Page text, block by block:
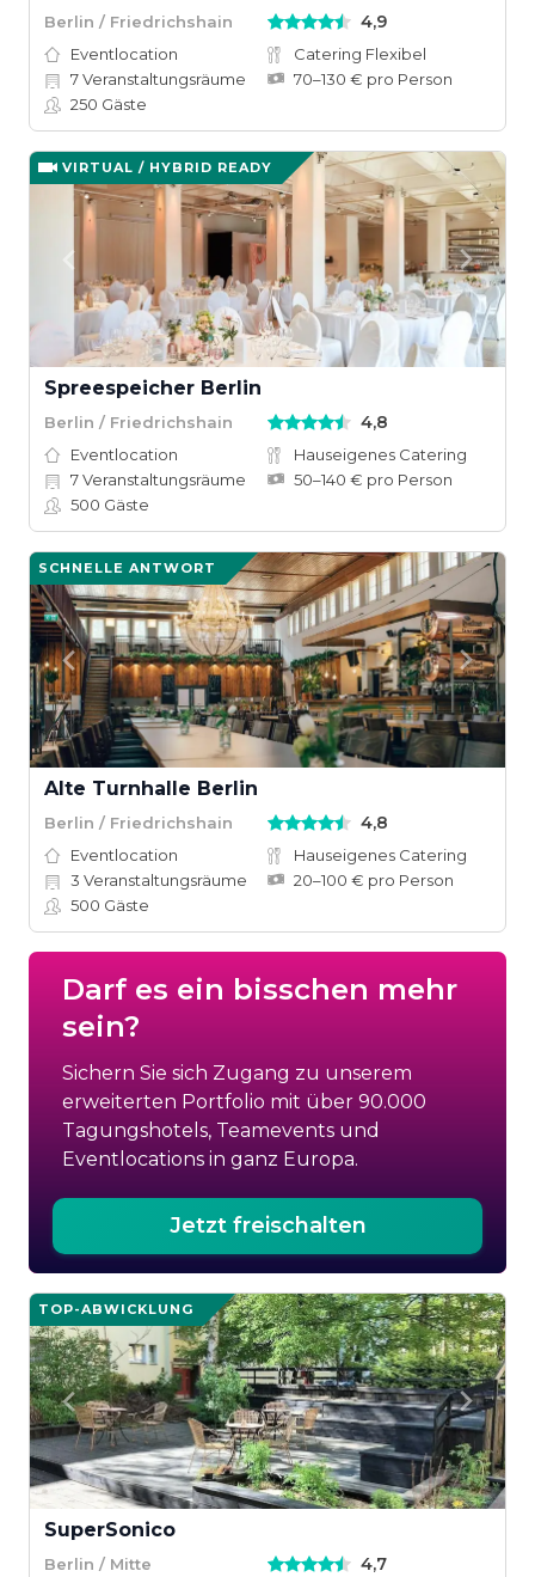
Berlin / Friedrichshain 4,9
Eventlocation
Catering Flexibel
7Veranstaltungsräume
70–130 € pro Person
250 Gäste
VIRTUAL / HYBRID READY
Spreespeicher Berlin
Berlin / Friedrichshain 4,8
Eventlocation
Hauseigenes Catering
7Veranstaltungsräume
50–140 € pro Person
500 Gäste
SCHNELLE ANTWORT
Alte Turnhalle Berlin
Berlin / Friedrichshain 4,8
Eventlocation
Hauseigenes Catering
3 Veranstaltungsräume
20–100 € pro Person
500 Gäste
Darf es ein bisschen mehr
sein?
Sichern Sie sich Zugang zu unserem
erweiterten Portfolio mit über 90.000
Tagungshotels, Teamevents und
Eventlocations in ganz Europa.
Jetzt freischalten
TOP-ABWICKLUNG
SuperSonico
Berlin / Mitte 4,7